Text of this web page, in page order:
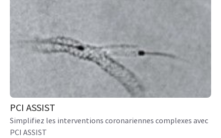
PCI ASSIST
Simplifiez les interventions coronariennes complexes avec
PCI ASSIST